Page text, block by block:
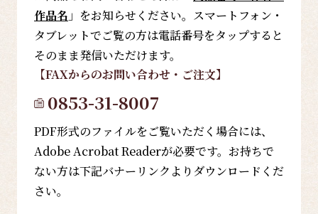
作品名 」をお知らせください。スマートフォン・
タブレットでご覧の方は電話番号をタップすると
そのまま発信いただけます。
【FAXからのお問い合わせ・ご注文】
0853-31-8007
PDF形式のファイルをご覧いただく場合には、
Adobe Acrobat Readerが必要です。お持ちで
ない方は下記バナーリンクよりダウンロードくだ
さい。